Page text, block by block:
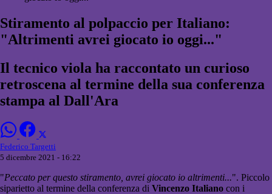
Stiramento al polpaccio per Italiano:
"Altrimenti avrei giocato io oggi..."
Il tecnico viola ha raccontato un curioso
retroscena al termine della sua conferenza
stampa al Dall'Ara
Federico Targetti
5 dicembre 2021 - 16:22
"Peccato per questo stiramento, avrei giocato io altrimenti...". Piccolo
siparietto al termine della conferenza di Vincenzo Italiano con i